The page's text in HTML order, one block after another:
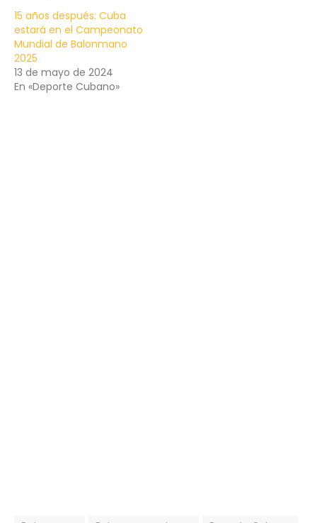
15 años después: Cuba
estará en el Campeonato
Mundial de Balonmano
2025
13 de mayo de 2024
En «Deporte Cubano»